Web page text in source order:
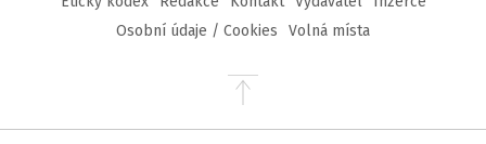
Osobní údaje / Cookies
Volná místa
Přejít
stránky